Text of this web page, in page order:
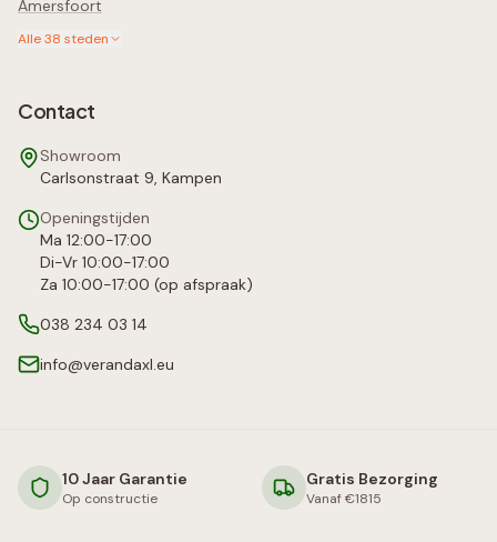
Amersfoort
Alle38 steden
Contact
Showroom
Carlsonstraat 9, Kampen
Openingstijden
Ma 12:00-17:00
Di-Vr 10:00-17:00
Za 10:00-17:00 (op afspraak)
038 234 03 14
info@verandaxl.eu
10 Jaar Garantie
Op constructie
Gratis Bezorging
Vanaf €1815